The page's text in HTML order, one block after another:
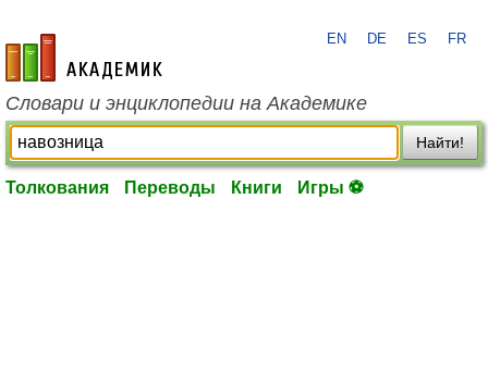
academic.ru
EN DE ES FR
Словари и энциклопедии на Академике
Найти!
Толкования Переводы Книги Игры ⚽